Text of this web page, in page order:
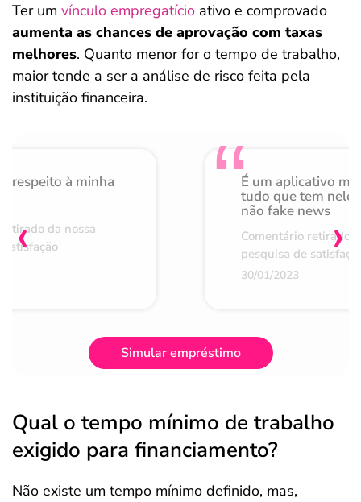
Ter um vínculo empregatício ativo e comprovado
aumenta as chances de aprovação com taxas
melhores. Quanto menor for o tempo de trabalho,
maior tende a ser a análise de risco feita pela
instituição financeira.
respeito à minha
da nossa
É um aplicativo
tudo que tem nele
não fake news
Comentário retirado
pesquisa de
30/01/2023
‹ ›
Simular empréstimo
Qual o tempo mínimo de trabalho
exigido para financiamento?
Não existe um tempo mínimo definido, mas,